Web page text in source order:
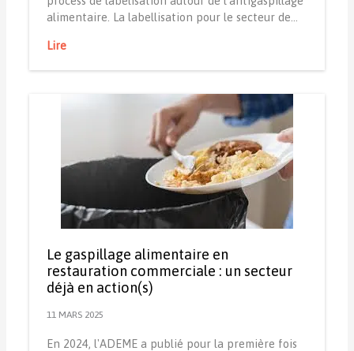
alimentaire. La labellisation pour le secteur de…
Lire
Le gaspillage alimentaire en
restauration commerciale : un secteur
déjà en action(s)
11 MARS 2025
En 2024, l'ADEME a publié pour la première fois